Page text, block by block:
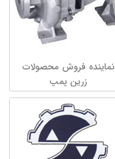
نماینده فروش محصولات
زرین پمپ